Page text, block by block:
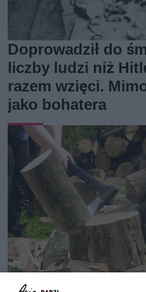
Doprowadził do
liczby ludzi niż
razem wzięci.
jako bohatera